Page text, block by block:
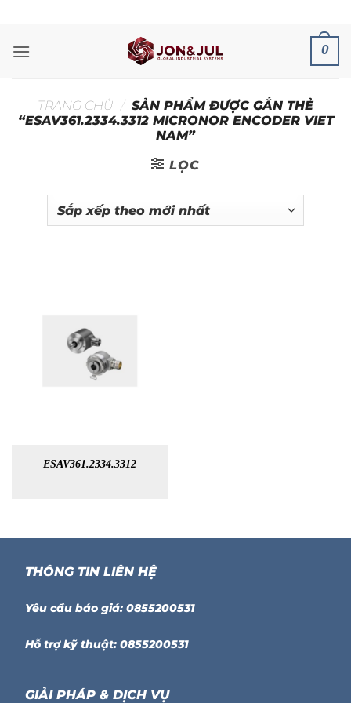
nội
0
TRANG CHỦ / SẢN PHẨM ĐƯỢC GẮN THẺ
“ESAV361.2334.3312 MICRONOR ENCODER VIET
NAM”
LỌC
ESAV361.2334.3312
THÔNG TIN LIÊN HỆ
Yêu cầu báo giá: 0855200531
Hỗ trợ kỹ thuật: 0855200531
GIẢI PHÁP & DỊCH VỤ